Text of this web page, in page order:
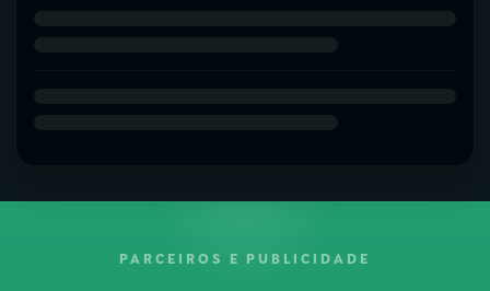
PARCEIROS E PUBLICIDADE